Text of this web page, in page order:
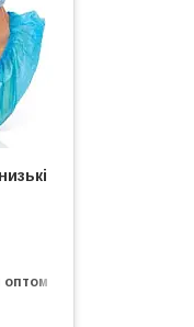
оптом